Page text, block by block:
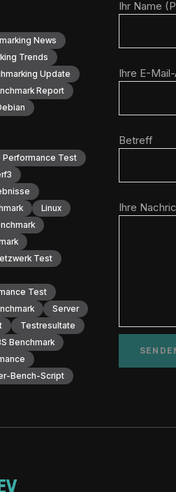
News
Trends
Update
Report
Performance Test
Linux
Test
Test
Server
Testresultate
Benchmark
Bench-Script
Ihr Name
Ihre E-
Betreff
Ihre